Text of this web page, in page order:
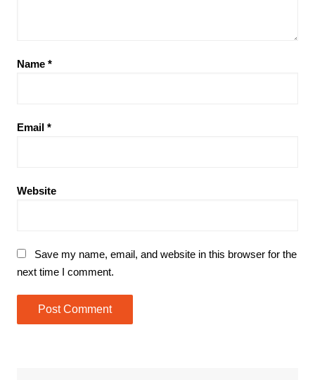
Name *
Email *
Website
Save my name, email, and website in this browser for the
next time I comment.